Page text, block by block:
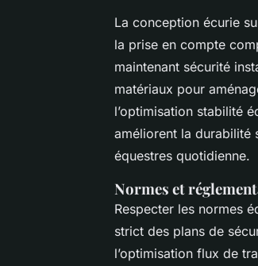
La conception écurie
la prise en compte
maintenant sécurité
matériaux pour
l’optimisation stabilité
améliorent la durabilité
équestres quotidienne.
Normes et
Respecter les normes
strict des plans de
l’optimisation flux de